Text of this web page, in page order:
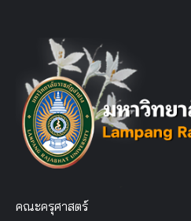
คณะครุศาสตร์